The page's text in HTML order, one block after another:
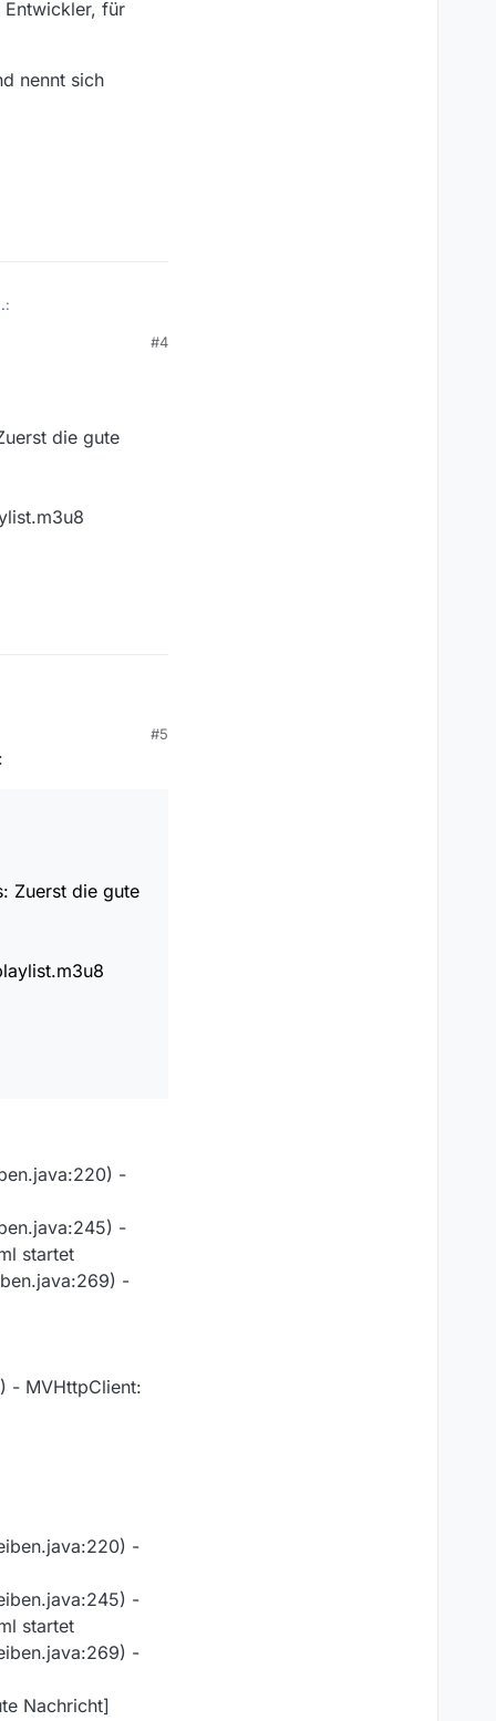
Entwickler, für
nennt sich
:
kann. Also
oder im
#4
die gute
#5
:
Zuerst die gute
-
-
startet
-
- MVHttpClient:
-
-
startet
-
Nachricht]